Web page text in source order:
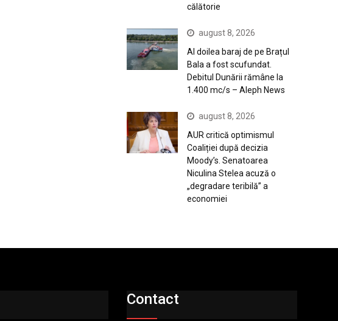
călătorie
august 8, 2026
Al doilea baraj de pe Brațul
Bala a fost scufundat.
Debitul Dunării rămâne la
1.400 mc/s – Aleph News
august 8, 2026
AUR critică optimismul
Coaliției după decizia
Moody’s. Senatoarea
Niculina Stelea acuză o
„degradare teribilă” a
economiei
Contact